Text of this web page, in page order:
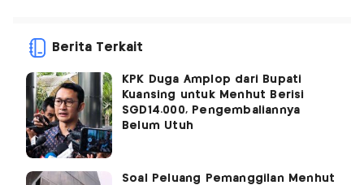
Berita Terkait
KPK Duga Amplop dari Bupati
Kuansing untuk Menhut Berisi
SGD14.000, Pengembaliannya
Belum Utuh
Soal Peluang Pemanggilan Menhut